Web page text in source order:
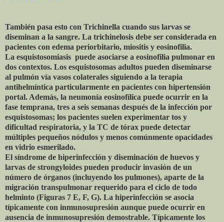
También pasa esto con Trichinella cuando sus larvas se
diseminan a la sangre. La trichinelosis debe ser considerada en
pacientes con edema periorbitario, miositis y eosinofilia.
La esquistosomiasis puede asociarse a eosinofilia pulmonar en
dos contextos. Los esquistosomas adultos pueden diseminarse
al pulmón vía vasos colaterales siguiendo a la terapia
antihelmíntica particularmente en pacientes con hipertensión
portal. Además, la neumonía eosinofílica puede ocurrir en la
fase temprana, tres a seis semanas después de la infección por
esquistosomas; los pacientes suelen experimentar tos y
dificultad respiratoria, y la TC de tórax puede detectar
múltiples pequeños nódulos y menos comúnmente opacidades
en vidrio esmerilado.
El síndrome de hiperinfección y diseminación de huevos y
larvas de strongyloides pueden producir invasión de un
número de órganos (incluyendo los pulmones), aparte de la
migración transpulmonar requerido para el ciclo de todo
helminto (Figuras 7 E, F, G). La hiperinfección se asocia
típicamente con inmunosupresión aunque puede ocurrir en
ausencia de inmunosupresión demostrable. Típicamente los